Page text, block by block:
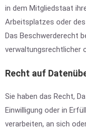
in dem Mitgliedstaat
Arbeitsplatzes oder
Das Beschwerderecht
verwaltungsrechtlicher
Recht auf
Sie haben das Recht,
Einwilligung oder in
verarbeiten, an sich